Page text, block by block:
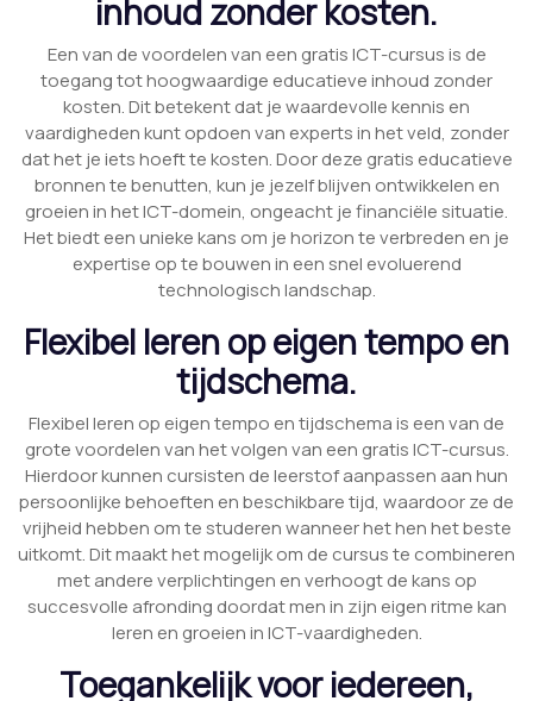
inhoud zonder kosten.
Een van de voordelen van een gratis ICT-cursus is de
toegang tot hoogwaardige educatieve inhoud zonder
kosten. Dit betekent dat je waardevolle kennis en
vaardigheden kunt opdoen van experts in het veld, zonder
dat het je iets hoeft te kosten. Door deze gratis educatieve
bronnen te benutten, kun je jezelf blijven ontwikkelen en
groeien in het ICT-domein, ongeacht je financiële situatie.
Het biedt een unieke kans om je horizon te verbreden en je
expertise op te bouwen in een snel evoluerend
technologisch landschap.
Flexibel leren op eigen tempo en
tijdschema.
Flexibel leren op eigen tempo en tijdschema is een van de
grote voordelen van het volgen van een gratis ICT-cursus.
Hierdoor kunnen cursisten de leerstof aanpassen aan hun
persoonlijke behoeften en beschikbare tijd, waardoor ze de
vrijheid hebben om te studeren wanneer het hen het beste
uitkomt. Dit maakt het mogelijk om de cursus te combineren
met andere verplichtingen en verhoogt de kans op
succesvolle afronding doordat men in zijn eigen ritme kan
leren en groeien in ICT-vaardigheden.
Toegankelijk voor iedereen,